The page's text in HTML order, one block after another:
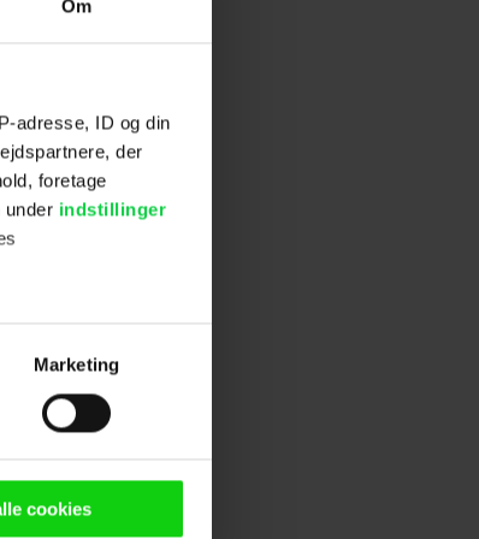
Om
adresse, ID og din
der
foretage
under indstillinger
til statistik og
på din
Marketing
cookies